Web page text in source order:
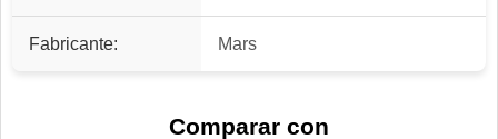
Fabricante: Mars
Comparar con